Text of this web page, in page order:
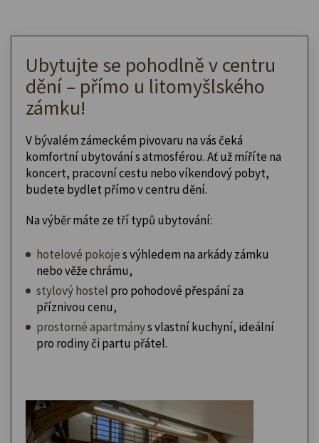
Ubytujte se pohodlně v centru
dění – přímo u litomyšlského
zámku!
V bývalém zámeckém pivovaru na vás čeká
komfortní ubytování s atmosférou. Ať už míříte na
koncert, pracovní cestu nebo víkendový pobyt,
budete bydlet přímo v centru dění.
Na výběr máte ze tří typů ubytování:
hotelové pokojes výhledem na arkády zámku
nebo věže chrámu,
stylový hostel pro pohodové přespání za
příznivou cenu,
prostorné apartmánys vlastní kuchyní, ideální
pro rodiny či partu přátel.